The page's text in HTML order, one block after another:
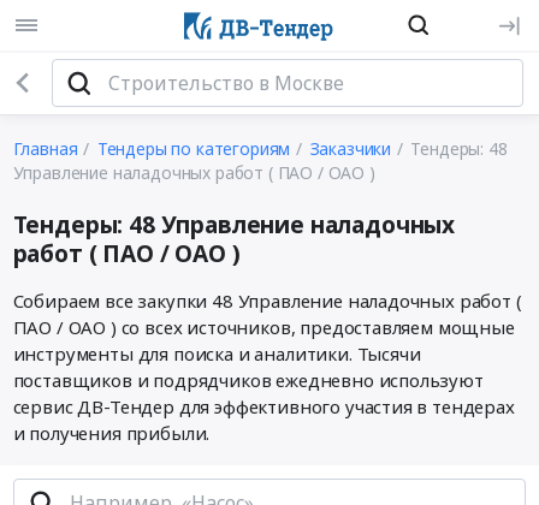
Главная Тендеры по категориям Заказчики
Тендеры: 48
Управление наладочных работ ( ПАО / ОАО )
Тендеры: 48 Управление наладочных
работ ( ПАО / ОАО )
Собираем все закупки 48 Управление наладочных работ (
ПАО / ОАО ) со всех источников, предоставляем мощные
инструменты для поиска и аналитики. Тысячи
поставщиков и подрядчиков ежедневно используют
сервис ДВ-Тендер для эффективного участия в тендерах
и получения прибыли.